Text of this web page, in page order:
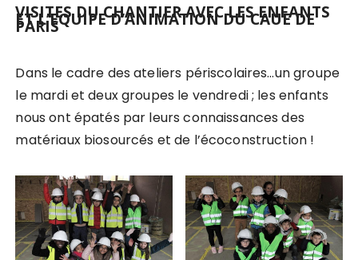
VISITES DU CHANTIER AVEC LES ENFANTS
ET L’EQUIPE D’ANIMATION DU CAUE DE
PARIS
Dans le cadre des ateliers périscolaires…un groupe
le mardi et deux groupes le vendredi ; les enfants
nous ont épatés par leurs connaissances des
matériaux biosourcés et de l’écoconstruction !